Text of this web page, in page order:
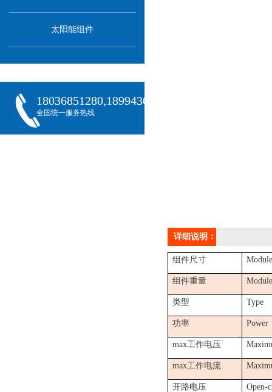
太阳能组件
18036851280,18994301288,18068407382
全国统一服务热线
详细说明：
组件尺寸
组件重量
类型 Type
功率 Power
max工作电压
max工作电流
开路电压 Open-